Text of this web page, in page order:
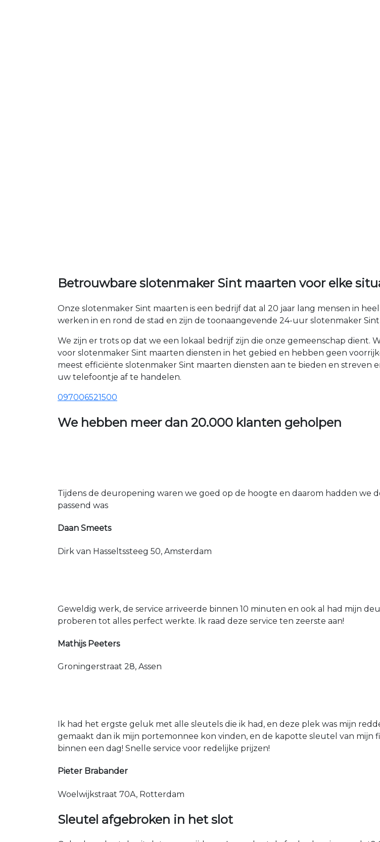
Betrouwbare slotenmaker Sint maarten voor elke
Onze slotenmaker Sint maarten is een bedrijf dat al 20 jaar lang mensen in
werken in en rond de stad en zijn de toonaangevende 24-uur slotenmaker
We zijn er trots op dat we een lokaal bedrijf zijn die onze gemeenschap
voor slotenmaker Sint maarten diensten in het gebied en hebben geen
meest efficiënte slotenmaker Sint maarten diensten aan te bieden en streven
uw telefoontje af te handelen.
097006521500
We hebben meer dan 20.000 klanten geholpen
Tijdens de deuropening waren we goed op de hoogte en daarom hadden we
passend was
Daan Smeets
Dirk van Hasseltssteeg 50, Amsterdam
Geweldig werk, de service arriveerde binnen 10 minuten en ook al had mijn
proberen tot alles perfect werkte. Ik raad deze service ten zeerste aan!
Mathijs Peeters
Groningerstraat 28, Assen
Ik had het ergste geluk met alle sleutels die ik had, en deze plek was mijn
gemaakt dan ik mijn portemonnee kon vinden, en de kapotte sleutel van mijn
binnen een dag! Snelle service voor redelijke prijzen!
Pieter Brabander
Woelwijkstraat 70A, Rotterdam
Sleutel afgebroken in het slot